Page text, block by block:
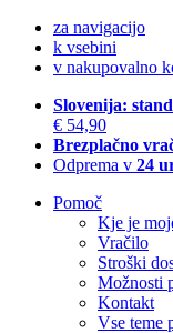
za navigacijo
k vsebini
v nakupovalno
Slovenija:
€ 54,90
Brezplačno
Odprema v 24
Pomoč
Kje je
Vračilo
Stroški
Možnosti
Kontakt
Vse teme